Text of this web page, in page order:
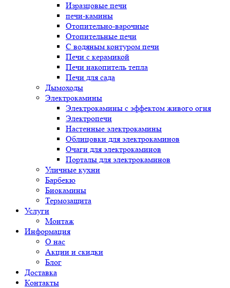
Изразцовые печи
печи-камины
Отопительно-варочные
Отопительные печи
С водяным контуром печи
Печи с керамикой
Печи накопитель тепла
Печи для сада
Дымоходы
Электрокамины
Электрокамины с эффектом живого огня
Электропечи
Настенные электрокамины
Облицовки для электрокаминов
Очаги для электрокаминов
Порталы для электрокаминов
Уличные кухни
Барбекю
Биокамины
Термозащита
Услуги
Монтаж
Информация
О нас
Акции и скидки
Блог
Доставка
Контакты